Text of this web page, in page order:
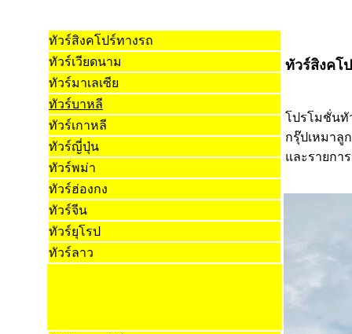
ทัวร์สิงคโปร์ทางรถ
ทัวร์เวียดนาม
ทัวร์มาเลเซีย
ทัวร์บาหลี
ทัวร์เกาหลี
ทัวร์ญี่ปุ่น
ทัวร์พม่า
ทัวร์ฮ่องกง
ทัวร์จีน
ทัวร์ยุโรป
ทัวร์ลาว
ทัวร์สิงคโ
โปรโมชั่นทั
กรุ๊ปเหมาลู
และรายกา